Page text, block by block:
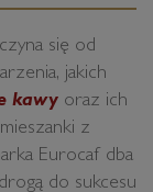
się od
jakich
kawy oraz ich
z
Eurocaf dba
do sukcesu